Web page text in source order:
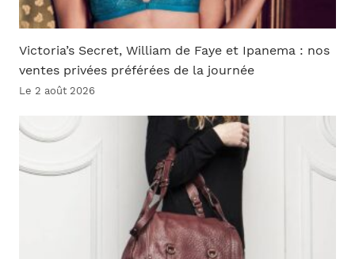
Victoria’s Secret, William de Faye et Ipanema : nos
ventes privées préférées de la journée
Le 2 août 2026